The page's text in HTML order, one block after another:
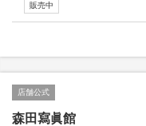
販売中
店舗公式
森田寫眞館